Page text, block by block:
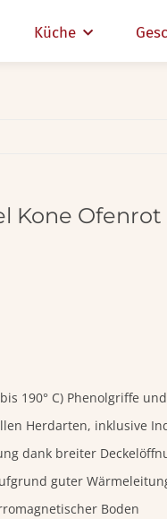
Küche
Kone Ofenrot
190° C) Phenolgriffe
Herdarten, inklusive
dank breiter
guter
Boden